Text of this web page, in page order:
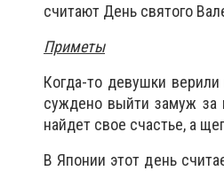
считают День святого
Приметы
Когда-то девушки
суждено выйти замуж за
найдет свое счастье, а
В Японии этот день